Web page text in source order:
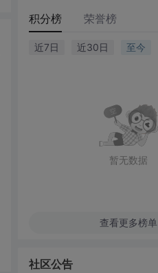
积分榜 荣誉榜
近7日 近30日 至今
暂无数据
查看更多榜单
社区公告